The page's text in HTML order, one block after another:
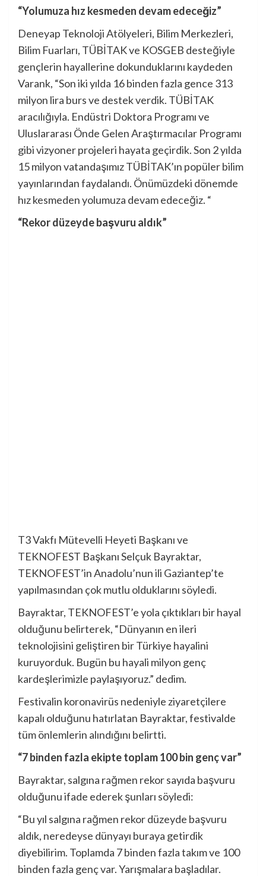
“Yolumuza hız kesmeden devam edeceğiz”
Deneyap Teknoloji Atölyeleri, Bilim Merkezleri,
Bilim Fuarları, TÜBİTAK ve KOSGEB desteğiyle
gençlerin hayallerine dokunduklarını kaydeden
Varank, “Son iki yılda 16 binden fazla gence 313
milyon lira burs ve destek verdik. TÜBİTAK
aracılığıyla. Endüstri Doktora Programı ve
Uluslararası Önde Gelen Araştırmacılar Programı
gibi vizyoner projeleri hayata geçirdik. Son 2 yılda
15 milyon vatandaşımız TÜBİTAK’ın popüler bilim
yayınlarından faydalandı. Önümüzdeki dönemde
hız kesmeden yolumuza devam edeceğiz. “
“Rekor düzeyde başvuru aldık”
T3 Vakfı Mütevelli Heyeti Başkanı ve
TEKNOFEST Başkanı Selçuk Bayraktar,
TEKNOFEST’in Anadolu’nun ili Gaziantep’te
yapılmasından çok mutlu olduklarını söyledi.
Bayraktar, TEKNOFEST’e yola çıktıkları bir hayal
olduğunu belirterek, “Dünyanın en ileri
teknolojisini geliştiren bir Türkiye hayalini
kuruyorduk. Bugün bu hayali milyon genç
kardeşlerimizle paylaşıyoruz.” dedim.
Festivalin koronavirüs nedeniyle ziyaretçilere
kapalı olduğunu hatırlatan Bayraktar, festivalde
tüm önlemlerin alındığını belirtti.
“7 binden fazla ekipte toplam 100 bin genç var”
Bayraktar, salgına rağmen rekor sayıda başvuru
olduğunu ifade ederek şunları söyledi:
“Bu yıl salgına rağmen rekor düzeyde başvuru
aldık, neredeyse dünyayı buraya getirdik
diyebilirim. Toplamda 7 binden fazla takım ve 100
binden fazla genç var. Yarışmalara başladılar.